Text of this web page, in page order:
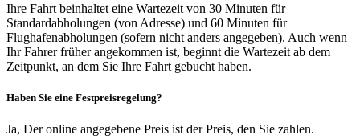
Ihre Fahrt beinhaltet eine Wartezeit von 30 Minuten für
Standardabholungen (von Adresse) und 60 Minuten für
Flughafenabholungen (sofern nicht anders angegeben). Auch wenn
Ihr Fahrer früher angekommen ist, beginnt die Wartezeit ab dem
Zeitpunkt, an dem Sie Ihre Fahrt gebucht haben.
Haben Sie eine Festpreisregelung?
Ja, Der online angegebene Preis ist der Preis, den Sie zahlen.